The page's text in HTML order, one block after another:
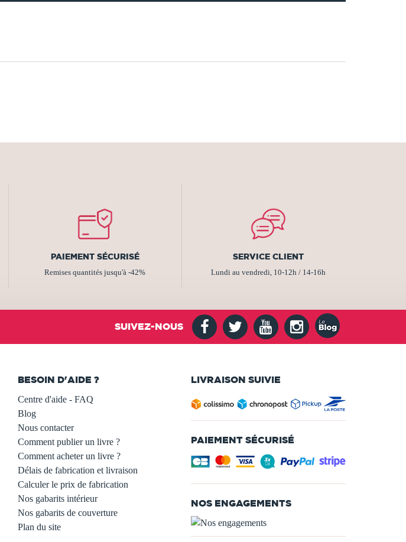
PAIEMENT SÉCURISÉ
Remises quantités jusqu'à -42%
SERVICE CLIENT
Lundi au vendredi, 10-12h / 14-16h
SUIVEZ-NOUS
BESOIN D'AIDE ?
Centre d'aide - FAQ
Blog
Nous contacter
Comment publier un livre ?
Comment acheter un livre ?
Délais de fabrication et livraison
Calculer le prix de fabrication
Nos gabarits intérieur
Nos gabarits de couverture
Plan du site
LIVRAISON SUIVIE
PAIEMENT SÉCURISÉ
NOS ENGAGEMENTS